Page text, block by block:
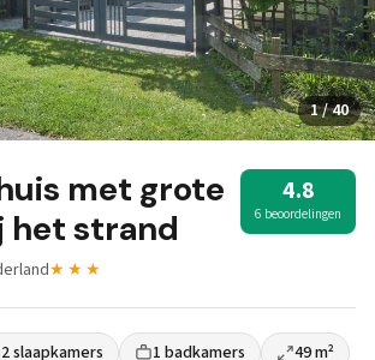
1 / 40
met grote
het strand
4.8
6 beoordelingen
★★★
2 slaapkamers 1 badkamers
49 m²